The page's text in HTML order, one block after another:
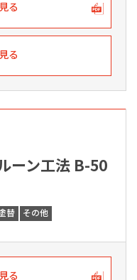
る
る
ーン工法 B-50
替 その他
る